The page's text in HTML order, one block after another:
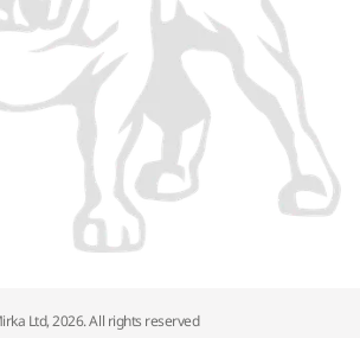
Ltd, 2026. All rights reserved